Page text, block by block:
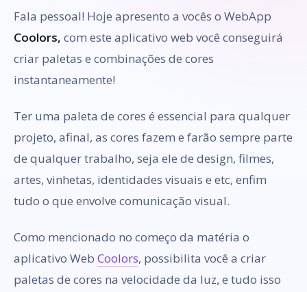
Fala pessoal! Hoje apresento a vocês o WebApp
Coolors, com este aplicativo web você conseguirá
criar paletas e combinações de cores
instantaneamente!
Ter uma paleta de cores é essencial para qualquer
projeto, afinal, as cores fazem e farão sempre parte
de qualquer trabalho, seja ele de design, filmes,
artes, vinhetas, identidades visuais e etc, enfim
tudo o que envolve comunicação visual.
Como mencionado no começo da matéria o
aplicativo Web Coolors, possibilita você a criar
paletas de cores na velocidade da luz, e tudo isso